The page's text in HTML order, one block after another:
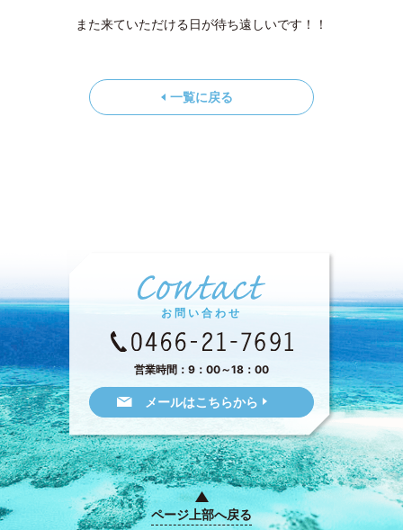
また来ていただける日が待ち遠しいです！！
一覧に戻る
お問い合わせ
営業時間：9：00～18：00
メールはこちらから
ページ上部へ戻る